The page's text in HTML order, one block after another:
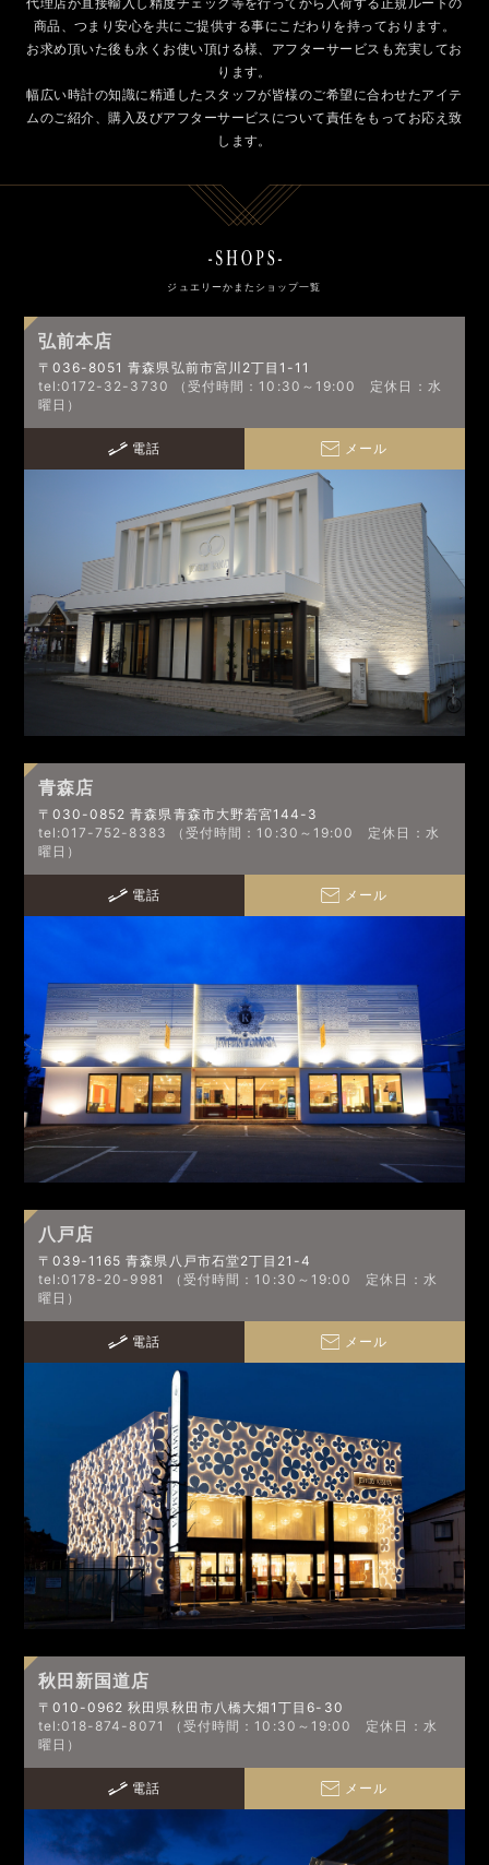
商品、つまり安心を共にご提供する事にこだわりを持っております。
お求め頂いた後も永くお使い頂ける様、アフターサービスも充実してお
ります。
幅広い時計の知識に精通したスタッフが皆様のご希望に合わせたアイテ
ムのご紹介、購入及びアフターサービスについて責任をもってお応え致
します。
ジュエリーかまたショップ一覧
弘前本店
〒036-8051 青森県弘前市宮川2丁目1-11
tel:0172-32-3730 （受付時間：10:30～19:00 定休日：水
曜日）
電話 メール
青森店
〒030-0852 青森県青森市大野若宮144-3
tel:017-752-8383 （受付時間：10:30～19:00 定休日：水
曜日）
電話 メール
八戸店
〒039-1165 青森県八戸市石堂2丁目21-4
tel:0178-20-9981 （受付時間：10:30～19:00 定休日：水
曜日）
電話 メール
秋田新国道店
〒010-0962 秋田県秋田市八橋大畑1丁目6-30
tel:018-874-8071 （受付時間：10:30～19:00 定休日：水
曜日）
電話 メール